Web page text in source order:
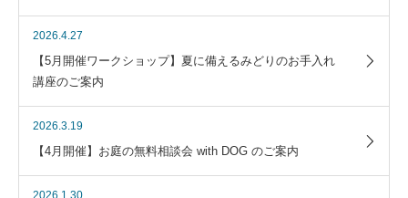
2026.4.27
【5月開催ワークショップ】夏に備えるみどりのお手入れ
講座のご案内
2026.3.19
【4月開催】お庭の無料相談会 with DOG のご案内
2026.1.30